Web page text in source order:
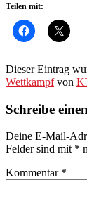
Teilen mit:
Dieser Eintrag
Wettkampfvon
Schreibe
Deine E-Mail-
Felder sind mit *
Kommentar *